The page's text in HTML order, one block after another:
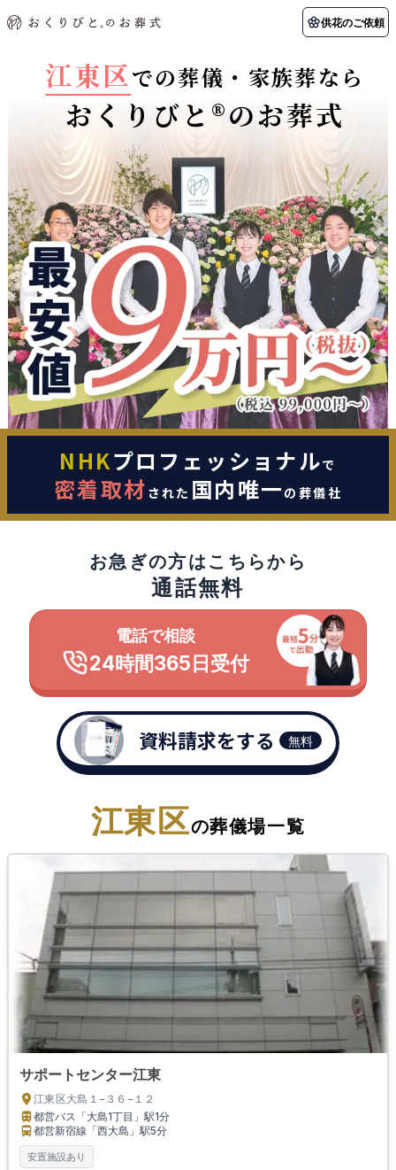
供花のご依頼
初めての方へ
アフターサポート
会社を知る
スタッフ一覧 採用情報
会社概要 店舗用地募集
関東エリア
東京都 埼玉県
千葉県 神奈川県
北海道エリア
札幌市 函館市
よくある質問
江東区での葬儀・家族葬なら
おくりびと®のお葬式
NHKプロフェッショナルで
密着取材 された 国内唯一の葬儀社
お急ぎの方はこちらから
通話無料
電話で相談
24時間365日受付
資料請求をする 無料
江東区の葬儀場一覧
サポートセンター江東
江東区大島１−３６−１２
都営バス「大島1丁目」駅1分
都営新宿線「西大島」駅5分
安置施設あり